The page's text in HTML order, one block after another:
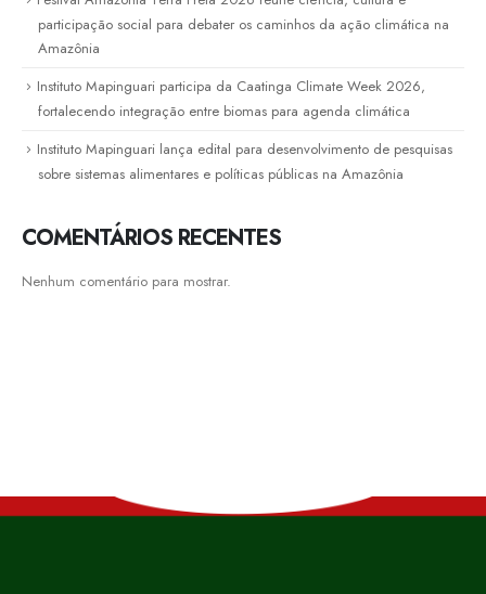
participação social para debater os caminhos da ação climática na
Amazônia
Instituto Mapinguari participa da Caatinga Climate Week 2026,
fortalecendo integração entre biomas para agenda climática
Instituto Mapinguari lança edital para desenvolvimento de pesquisas
sobre sistemas alimentares e políticas públicas na Amazônia
COMENTÁRIOS RECENTES
Nenhum comentário para mostrar.